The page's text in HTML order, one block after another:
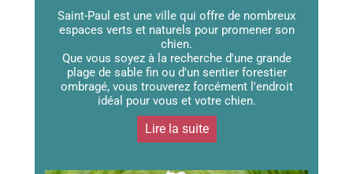
Saint-Paul est une ville qui offre de nombreux
espaces verts et naturels pour promener son
chien.
Que vous soyez à la recherche d'une grande
plage de sable fin ou d'un sentier forestier
ombragé, vous trouverez forcément l'endroit
idéal pour vous et votre chien.
Lire la suite